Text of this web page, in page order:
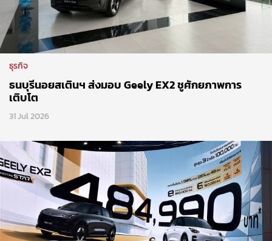
ธุรกิจ
ธนบุรีนอยสเตินฯ ส่งมอบ Geely EX2 ชูศักยภาพการ
เติบโต
31 Jul 2026